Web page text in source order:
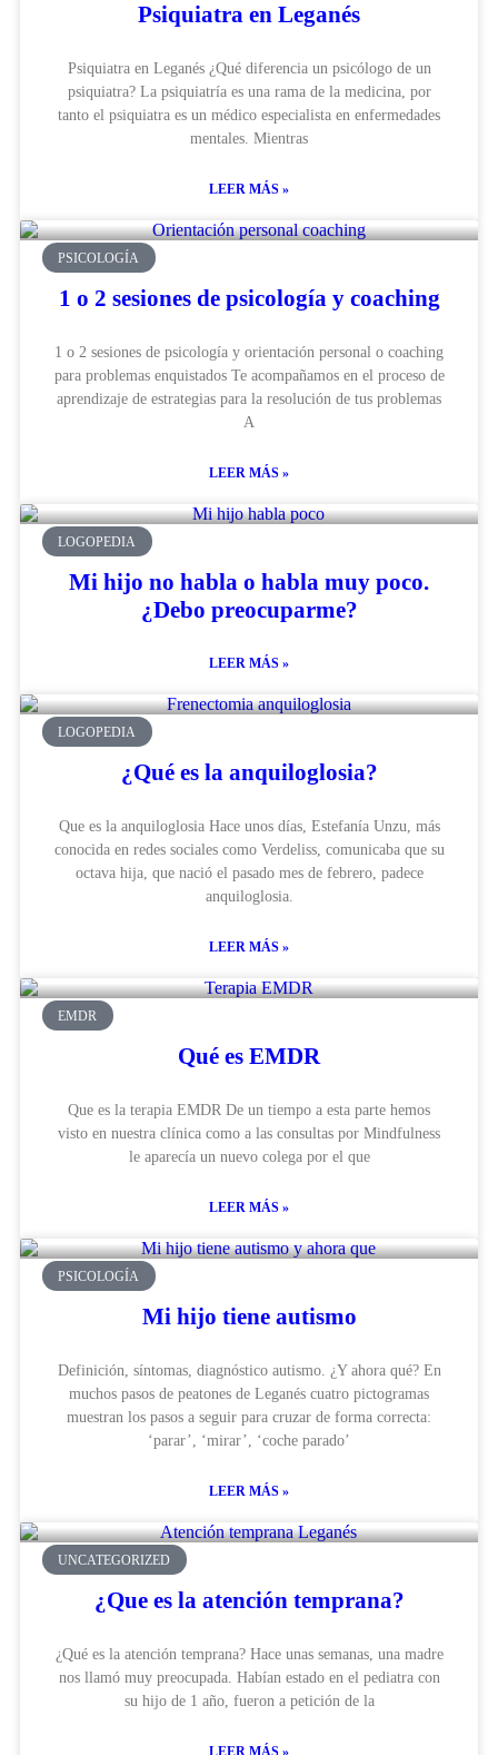
Psiquiatra en Leganés
Psiquiatra en Leganés ¿Qué diferencia un psicólogo de un
psiquiatra? La psiquiatría es una rama de la medicina, por
tanto el psiquiatra es un médico especialista en enfermedades
mentales. Mientras
LEER MÁS »
PSICOLOGÍA
1 o 2 sesiones de psicología y coaching
1 o 2 sesiones de psicología y orientación personal o coaching
para problemas enquistados Te acompañamos en el proceso de
aprendizaje de estrategias para la resolución de tus problemas
A
LEER MÁS »
LOGOPEDIA
Mi hijo no habla o habla muy poco.
¿Debo preocuparme?
LEER MÁS »
LOGOPEDIA
¿Qué es la anquiloglosia?
Que es la anquiloglosia Hace unos días, Estefanía Unzu, más
conocida en redes sociales como Verdeliss, comunicaba que su
octava hija, que nació el pasado mes de febrero, padece
anquiloglosia.
LEER MÁS »
EMDR
Qué es EMDR
Que es la terapia EMDR De un tiempo a esta parte hemos
visto en nuestra clínica como a las consultas por Mindfulness
le aparecía un nuevo colega por el que
LEER MÁS »
PSICOLOGÍA
Mi hijo tiene autismo
Definición, síntomas, diagnóstico autismo. ¿Y ahora qué? En
muchos pasos de peatones de Leganés cuatro pictogramas
muestran los pasos a seguir para cruzar de forma correcta:
‘parar’, ‘mirar’, ‘coche parado’
LEER MÁS »
UNCATEGORIZED
¿Que es la atención temprana?
¿Qué es la atención temprana? Hace unas semanas, una madre
nos llamó muy preocupada. Habían estado en el pediatra con
su hijo de 1 año, fueron a petición de la